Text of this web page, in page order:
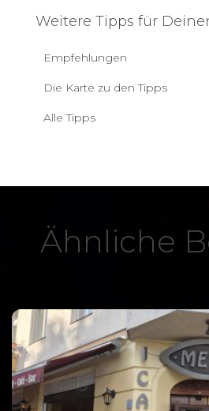
Weitere Tipps für
Empfehlungen
Die Karte zu den Tipps
Alle Tipps
Ähnliche